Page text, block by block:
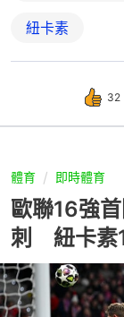
紐卡素
32
體育 即時體育
歐聯16強
刺 紐卡素